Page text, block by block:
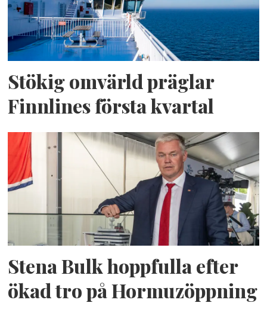
Stökig omvärld präglar
Finnlines första kvartal
Stena Bulk hoppfulla efter
ökad tro på Hormuzöppning